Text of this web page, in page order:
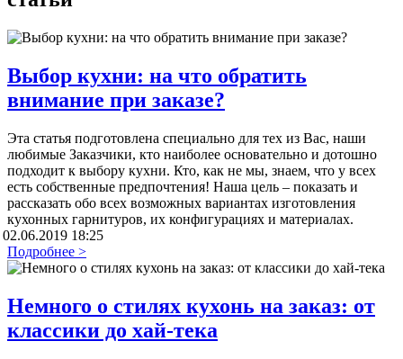
Выбор кухни: на что обратить
внимание при заказе?
Эта статья подготовлена специально для тех из Вас, наши
любимые Заказчики, кто наиболее основательно и дотошно
подходит к выбору кухни. Кто, как не мы, знаем, что у всех
есть собственные предпочтения! Наша цель – показать и
рассказать обо всех возможных вариантах изготовления
кухонных гарнитуров, их конфигурациях и материалах.
02.06.2019 18:25
Подробнее >
Немного о стилях кухонь на заказ: от
классики до хай-тека